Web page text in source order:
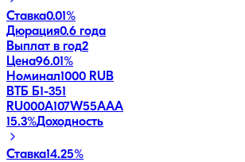
Ставка0.01%
Дюрация0.6 года
Выплат в год2
Цена96.01%
Номинал1000 RUB
ВТБ Б1-351
RU000A107W55AAA
15.3%Доходность
Ставка14.25%